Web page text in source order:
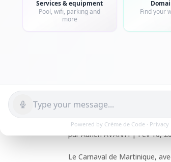
Célébrez le
parAdrien AVANTI|Fév 10,
Le Carnaval de Martinique,